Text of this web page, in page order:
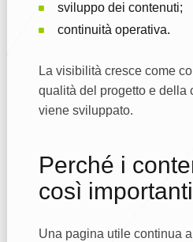
sviluppo dei contenuti;
continuità operativa.
La visibilità cresce come
qualità del progetto e della
viene sviluppato.
Perché i
così
Una pagina utile continua